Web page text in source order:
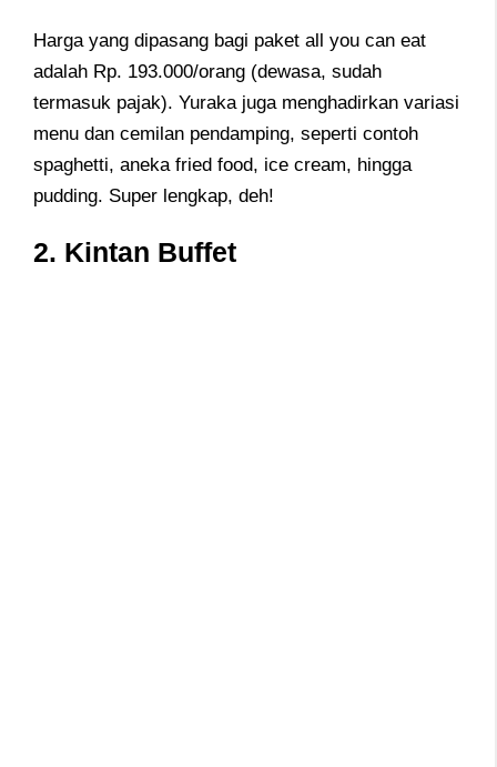
Harga yang dipasang bagi paket all you can eat
adalah Rp. 193.000/orang (dewasa, sudah
termasuk pajak). Yuraka juga menghadirkan variasi
menu dan cemilan pendamping, seperti contoh
spaghetti, aneka fried food, ice cream, hingga
pudding. Super lengkap, deh!
2. Kintan Buffet